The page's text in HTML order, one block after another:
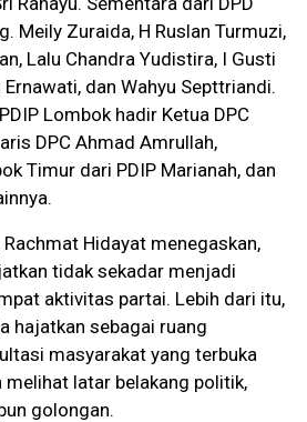
Meily Zuraida, H Ruslan Turmuzi,
Lalu Chandra Yudistira, I Gusti
dan Wahyu Septtriandi.
Lombok hadir Ketua DPC
DPC Ahmad Amrullah,
Timur dari PDIP Marianah, dan
Hidayat menegaskan,
tidak sekadar menjadi
aktivitas partai. Lebih dari itu,
hajatkan sebagai ruang
masyarakat yang terbuka
melihat latar belakang politik,
golongan.